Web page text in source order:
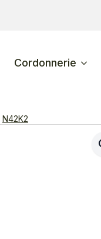
Cordonnerie
N42K2